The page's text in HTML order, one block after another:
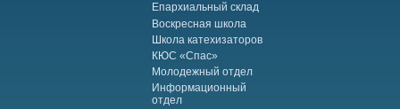
Епархиальный склад
Воскресная школа
Школа катехизаторов
КЮС «Спас»
Молодежный отдел
Информационный
отдел